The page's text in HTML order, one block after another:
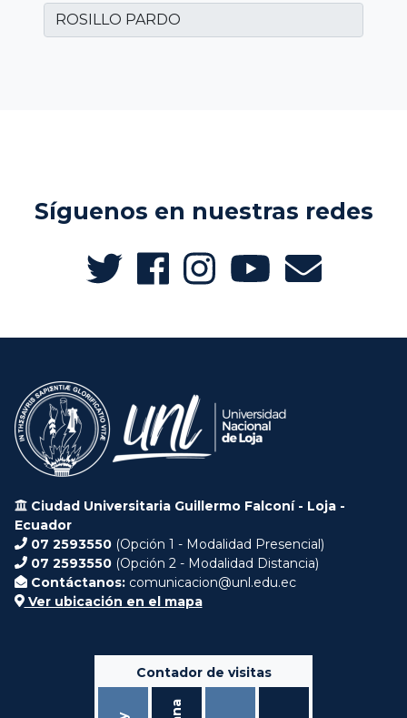
Síguenos en nuestras redes
Ciudad Universitaria Guillermo Falconí - Loja -
Ecuador
07 2593550 (Opción 1 - Modalidad Presencial)
07 2593550 (Opción 2 - Modalidad Distancia)
Contáctanos: comunicacion@unl.edu.ec
Ver ubicación en el mapa
Contador de visitas